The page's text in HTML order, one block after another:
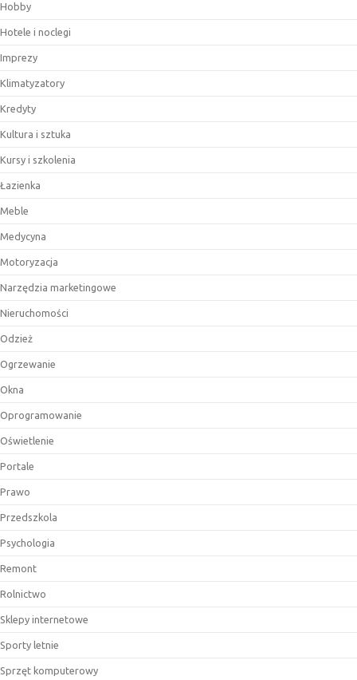
Hobby
Hotele i noclegi
Imprezy
Klimatyzatory
Kredyty
Kultura i sztuka
Kursy i szkolenia
Łazienka
Meble
Medycyna
Motoryzacja
Narzędzia marketingowe
Nieruchomości
Odzież
Ogrzewanie
Okna
Oprogramowanie
Oświetlenie
Portale
Prawo
Przedszkola
Psychologia
Remont
Rolnictwo
Sklepy internetowe
Sporty letnie
Sprzęt komputerowy